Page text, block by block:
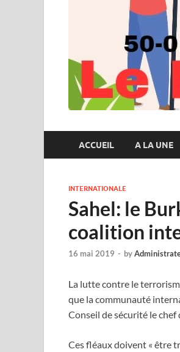
ACCUEIL A LA UNE
INTERNATIONALE
Sahel: le
coalition
16 mai 2019 - by
La lutte contre le
que la communauté
Conseil de sécurité le
Ces fléaux doivent « être